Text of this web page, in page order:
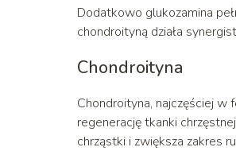
Dodatkowo glukozamina
chondroityną działa
Chondroityna
Chondroityna, najczęściej w
regenerację tkanki
chrząstki i zwiększa zakres